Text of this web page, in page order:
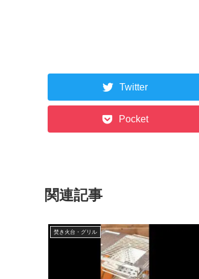
Twitter
Pocket
関連記事
焚き火台・グリル